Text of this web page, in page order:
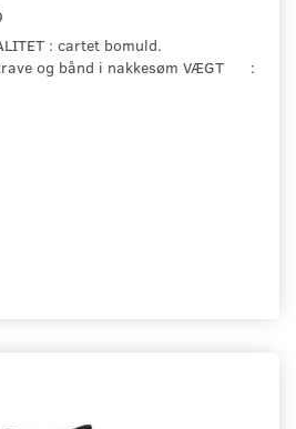
: cartet bomuld.
og bånd i nakkesøm VÆGT :